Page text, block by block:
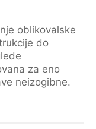
oblikovalske
do
za eno
neizogibne.